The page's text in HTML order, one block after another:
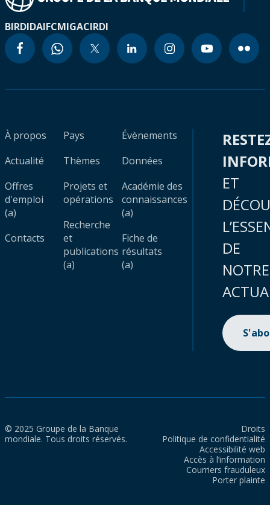
BIRDIDAIFCMIGACIRDI
À propos
Actualité
Offres
d'emploi
(a)
Contacts
Pays
Thèmes
Projets et
opérations
Recherche
et
publications
(a)
Évènements
Données
Académie des
connaissances
(a)
Fiche de
résultats
(a)
ET
DE
NOTRE
© 2025 Groupe de la Banque
mondiale. Tous droits réservés.
Droits
Politique de confidentialité
Accessibilité web
Accès à l’information
Courriers frauduleux
Porter plainte